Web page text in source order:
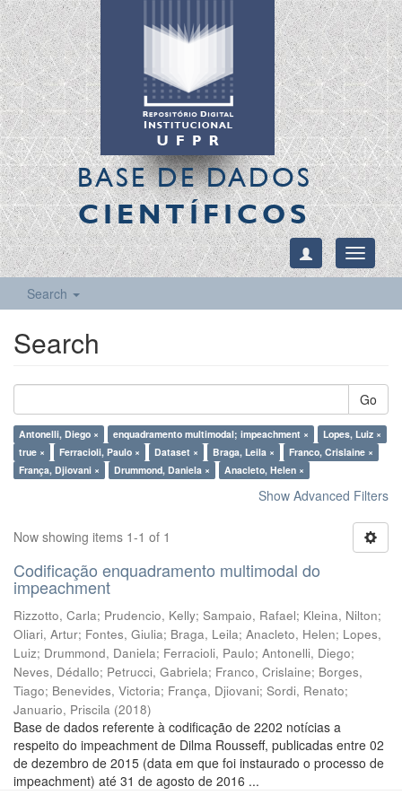
BASE DE DADOS
CIENTÍFICOS
Toggle
Search
Search
Go
Antonelli, Diego × enquadramento multimodal; impeachment ×
Lopes, Luiz ×
true ×
Ferracioli, Paulo × Dataset × Braga, Leila ×
Franco, Crislaine ×
França, Djiovani ×
Drummond, Daniela × Anacleto, Helen ×
Show Advanced Filters
Now showing items 1-1 of 1
Codificação enquadramento multimodal do
impeachment
Rizzotto, Carla; Prudencio, Kelly; Sampaio, Rafael; Kleina, Nilton;
Oliari, Artur; Fontes, Giulia; Braga, Leila; Anacleto, Helen; Lopes,
Luiz; Drummond, Daniela; Ferracioli, Paulo; Antonelli, Diego;
Neves, Dédallo; Petrucci, Gabriela; Franco, Crislaine; Borges,
Tiago; Benevides, Victoria; França, Djiovani; Sordi, Renato;
Januario, Priscila (2018)
Base de dados referente à codificação de 2202 notícias a
respeito do impeachment de Dilma Rousseff, publicadas entre 02
de dezembro de 2015 (data em que foi instaurado o processo de
impeachment) até 31 de agosto de 2016 ...